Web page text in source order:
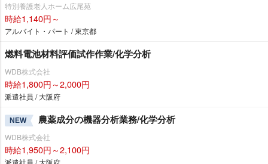
特別養護老人ホーム広尾苑
時給1,140円～
アルバイト・パート / 東京都
燃料電池材料評価試作作業/化学分析
WDB株式会社
時給1,800円～2,000円
派遣社員 / 大阪府
NEW 農薬成分の機器分析業務/化学分析
WDB株式会社
時給1,950円～2,100円